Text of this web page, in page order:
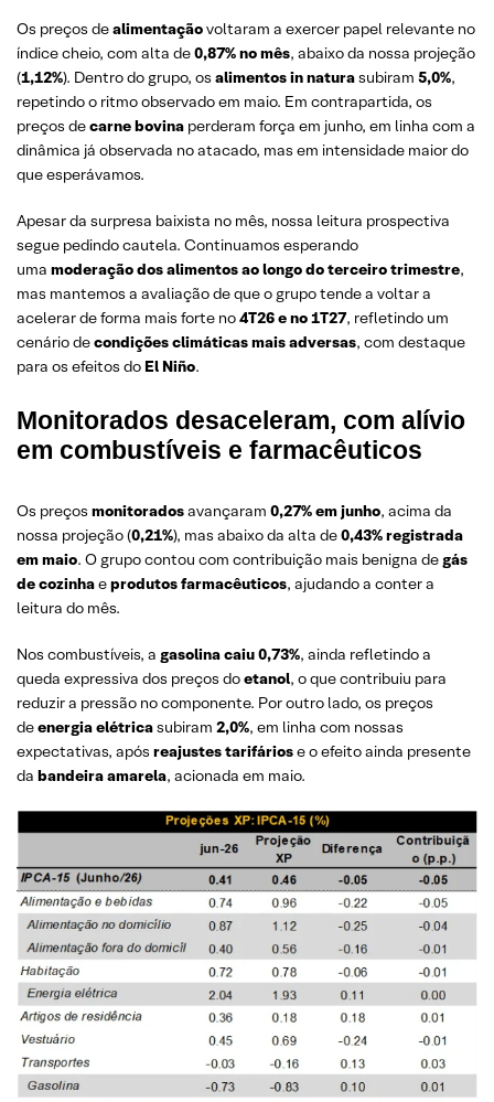
Os preços dealimentaçãovoltaram a exercer papel relevante no
índice cheio, com alta de0,87% no mês, abaixo da nossa projeção
(1,12%). Dentro do grupo, os alimentos in naturasubiram 5,0%,
repetindo o ritmo observado em maio. Em contrapartida, os
preços decarne bovina perderam força em junho, em linha com a
dinâmica já observada no atacado, mas em intensidade maior do
que esperávamos.
Apesar da surpresa baixista no mês, nossa leitura prospectiva
segue pedindo cautela. Continuamos esperando
uma moderação dos alimentos ao longo do terceiro trimestre,
mas mantemos a avaliação de que o grupo tende a voltar a
acelerar de forma mais forte no4T26 e no 1T27, refletindo um
cenário decondições climáticas mais adversas, com destaque
para os efeitos do El Niño.
Monitorados desaceleram, com alívio
em combustíveis e farmacêuticos
Os preços monitoradosavançaram 0,27% em junho, acima da
nossa projeção (0,21%), mas abaixo da alta de0,43% registrada
em maio. O grupo contou com contribuição mais benigna de gás
de cozinhaeprodutos farmacêuticos, ajudando a conter a
leitura do mês.
Nos combustíveis, a gasolina caiu 0,73%, ainda refletindo a
queda expressiva dos preços doetanol, o que contribuiu para
reduzir a pressão no componente. Por outro lado, os preços
deenergia elétricasubiram 2,0%, em linha com nossas
expectativas, após reajustes tarifáriose o efeito ainda presente
da bandeira amarela, acionada em maio.